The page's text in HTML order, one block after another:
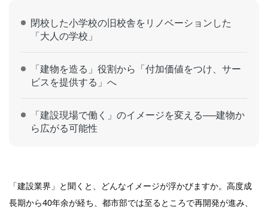
閉校した小学校の旧校舎をリノベーションした
「大人の学校」
「建物を造る」役割から「付加価値をつけ、サー
ビスを提供する」へ
「建設現場で働く」のイメージを変える──建物か
ら広がる可能性
「建設業界」と聞くと、どんなイメージが浮かびますか。高度成
長期から40年余が経ち、都市部では至るところで再開発が進み、